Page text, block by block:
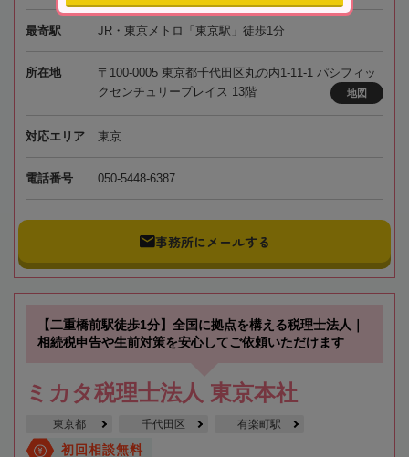
最寄駅 JR・東京メトロ「東京駅」徒歩1分
所在地
〒100-0005 東京都千代田区丸の内1-11-1 パシフィッ
クセンチュリープレイス 13階
地図
対応エリア 東京
電話番号 050-5448-6387
事務所にメールする
【二重橋前駅徒歩1分】全国に拠点を構える税理士法人｜
相続税申告や生前対策を安心してご依頼いただけます
ミカタ税理士法人 東京本社
東京都 千代田区 有楽町駅
初回相談無料